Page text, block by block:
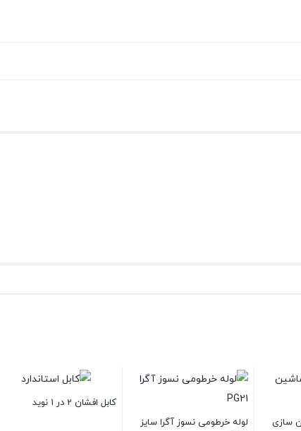
سازی
لوله خرطومی نسوز آگرا سایز
کابل افشان 2 در 1 نوید